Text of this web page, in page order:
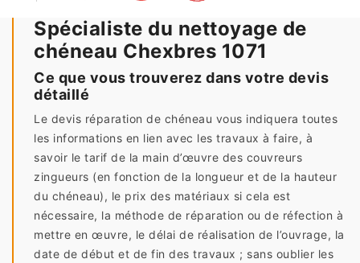
Spécialiste du nettoyage de
chéneau Chexbres 1071
Ce que vous trouverez dans votre devis
détaillé
Le devis réparation de chéneau vous indiquera toutes
les informations en lien avec les travaux à faire, à
savoir le tarif de la main d’œuvre des couvreurs
zingueurs (en fonction de la longueur et de la hauteur
du chéneau), le prix des matériaux si cela est
nécessaire, la méthode de réparation ou de réfection à
mettre en œuvre, le délai de réalisation de l’ouvrage, la
date de début et de fin des travaux ; sans oublier les